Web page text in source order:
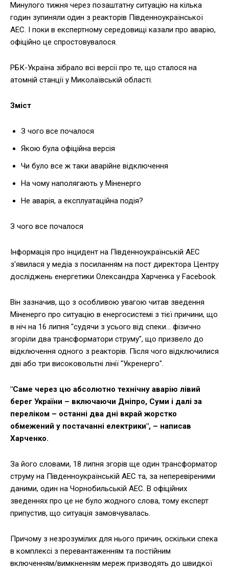
Минулого тижня через позаштатну ситуацію на кілька
годин зупиняли один з реакторів Південноукраїнської
АЕС. І поки в експертному середовищі казали про аварію,
офіційно це спростовувалося.
РБК-Україна зібрало всі версії про те, що сталося на
атомній станції у Миколаївській області.
Зміст
З чого все почалося
Якою була офіційна версія
Чи було все ж таки аварійне відключення
На чому наполягають у Міненерго
Не аварія, а експлуатаційна подія?
З чого все почалося
Інформація про інцидент на Південноукраїнській АЕС
з'явилася у медіа з посиланням на пост директора Центру
досліджень енергетики Олександра Харченка у Facebook.
Він зазначив, що з особливою увагою читав зведення
Міненерго про ситуацію в енергосистемі з тієї причини, що
в ніч на 16 липня "судячи з усього від спеки… фізично
згоріли два трансформатори струму", що призвело до
відключення одного з реакторів. Після чого відключилися
дві або три високовольтні лінії "Укренерго".
"Саме через цю абсолютно технічну аварію лівий
берег України – включаючи Дніпро, Суми і далі за
переліком – останні два дні вкрай жорстко
обмежений у постачанні електрики", – написав
Харченко.
За його словами, 18 липня згорів ще один трансформатор
струму на Південноукраїнській АЕС та, за неперевіреними
даними, один на Чорнобильській АЕС. В офіційних
зведеннях про це не було жодного слова, тому експерт
припустив, що ситуація замовчувалась.
Причому з незрозумілих для нього причин, оскільки спека
в комплексі з перевантаженням та постійним
включенням/вимкненням мереж призводять до швидкої